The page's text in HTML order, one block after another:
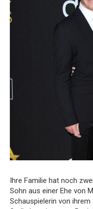
Ihre Familie hat noch
Sohn aus einer Ehe von
Schauspielerin von